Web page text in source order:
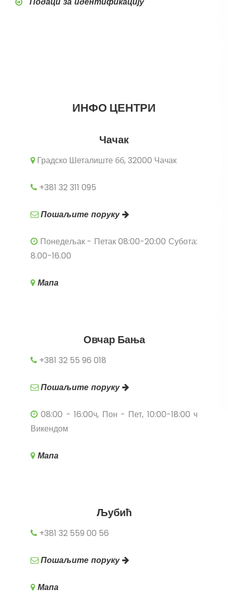
ИНФО ЦЕНТРИ
Чачак
Градско Шеталиште бб, 32000 Чачак
+381 32 311 095
Пошаљите поруку
Понедељак - Петак 08:00-20:00 Субота:
8.00-16.00
Мапа
Овчар Бања
+381 32 55 96 018
Пошаљите поруку
08:00 - 16:00ч, Пон - Пет, 10:00-18:00 ч
Викендом
Мапа
Љубић
+381 32 559 00 56
Пошаљите поруку
Мапа